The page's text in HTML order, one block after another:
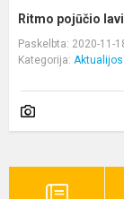
Ritmo pojūčio
Paskelbta: 2020-11-
Kategorija: Aktualijos